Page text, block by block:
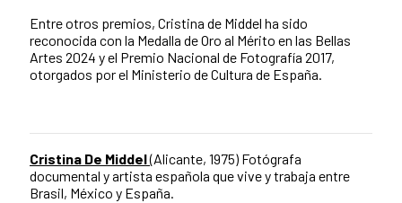
Entre otros premios, Cristina de Middel ha sido
reconocida con la Medalla de Oro al Mérito en las Bellas
Artes 2024 y el Premio Nacional de Fotografía 2017,
otorgados por el Ministerio de Cultura de España.
Cristina De Middel(Alicante, 1975) Fotógrafa
documental y artista española que vive y trabaja entre
Brasil, México y España.